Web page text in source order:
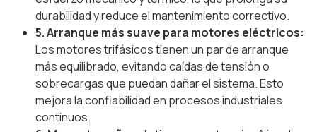
durabilidad y reduce el mantenimiento correctivo.
5. Arranque más suave para motores eléctricos:
Los motores trifásicos tienen un par de arranque
más equilibrado, evitando caídas de tensión o
sobrecargas que puedan dañar el sistema. Esto
mejora la confiabilidad en procesos industriales
continuos.